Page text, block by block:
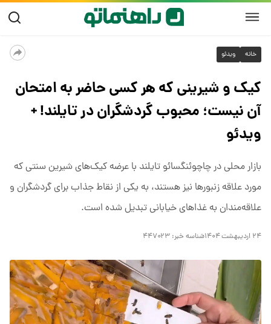
خانه ویدئو
کیک و شیرینی که هر کسی حاضر به امتحان
آن نیست؛ محبوب گردشگران در تایلند! +
ویدئو
بازار محلی در چاچوئنگسائو تایلند با عرضه کیک‌های شیرین سنتی که
مورد علاقه زنبورها نیز هستند، به یکی از نقاط جذاب برای گردشگران و
علاقه‌مندان به غذاهای خیابانی تبدیل شده است.
۲۴ اردیبهشت ۱۴۰۴ شناسه خبر: ۴۴۷۰۲۳